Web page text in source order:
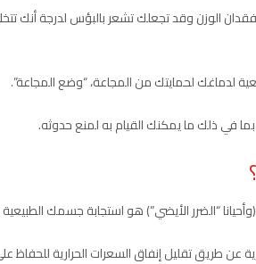
الوزن وقد تجعلك تشعر بالبؤس لدرجة أنك
لدماغك لحمايتك من المجاعة، “وضع المجاعة”.
في ذلك ما يمكنك القيام به لمنع حدوثه.
“الضرر الأيضي”) هو استجابة جسمك
عن طريق تقليل إنفاق السعرات الحرارية للحفاظ